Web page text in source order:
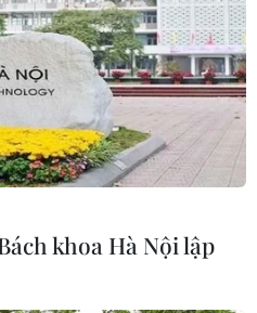
chống dịch COVID-19
tế.
khoa Hà Nội lập